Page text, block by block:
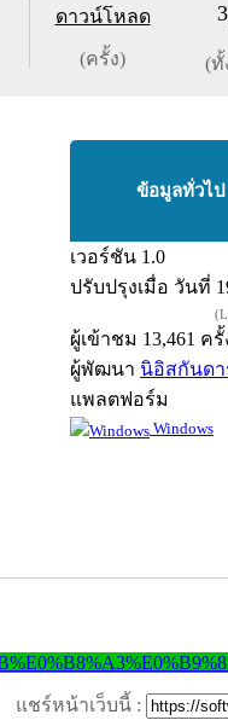
ดาวน์โหลด
(ครั้ง) (ทั้
ข้อมูลทั่วไ
เวอร์ชัน 1.0
ปรับปรุงเมื่อ วันที่
ผู้เข้าชม 13,461 ครั้
ผู้พัฒนา นิอิสกันดา
แพลตฟอร์ม
Windows
แชร์หน้าเว็บนี้ :